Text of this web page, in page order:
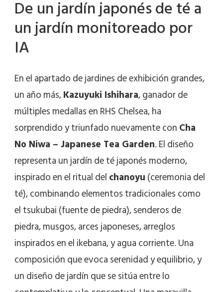
De un jardín japonés de té a
un jardín monitoreado por
IA
En el apartado de jardines de exhibición grandes,
un año más,Kazuyuki Ishihara, ganador de
múltiples medallas en RHS Chelsea, ha
sorprendido y triunfado nuevamente conCha
No Niwa – Japanese Tea Garden. El diseño
representa un jardín de té japonés moderno,
inspirado en el ritual delchanoyu(ceremonia del
té), combinando elementos tradicionales como
el tsukubai (fuente de piedra), senderos de
piedra, musgos, arces japoneses, arreglos
inspirados en el ikebana, y agua corriente. Una
composición que evoca serenidad y equilibrio, y
un diseño de jardín que se sitúa entre lo